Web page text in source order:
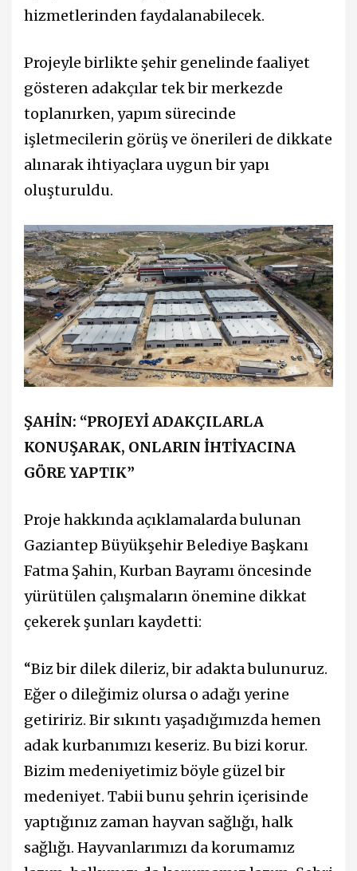
hizmetlerinden faydalanabilecek.
Projeyle birlikte şehir genelinde faaliyet
gösteren adakçılar tek bir merkezde
toplanırken, yapım sürecinde
işletmecilerin görüş ve önerileri de dikkate
alınarak ihtiyaçlara uygun bir yapı
oluşturuldu.
ŞAHİN: “PROJEYİ ADAKÇILARLA
KONUŞARAK, ONLARIN İHTİYACINA
GÖRE YAPTIK”
Proje hakkında açıklamalarda bulunan
Gaziantep Büyükşehir Belediye Başkanı
Fatma Şahin, Kurban Bayramı öncesinde
yürütülen çalışmaların önemine dikkat
çekerek şunları kaydetti:
“Biz bir dilek dileriz, bir adakta bulunuruz.
Eğer o dileğimiz olursa o adağı yerine
getiririz. Bir sıkıntı yaşadığımızda hemen
adak kurbanımızı keseriz. Bu bizi korur.
Bizim medeniyetimiz böyle güzel bir
medeniyet. Tabii bunu şehrin içerisinde
yaptığınız zaman hayvan sağlığı, halk
sağlığı. Hayvanlarımızı da korumamız